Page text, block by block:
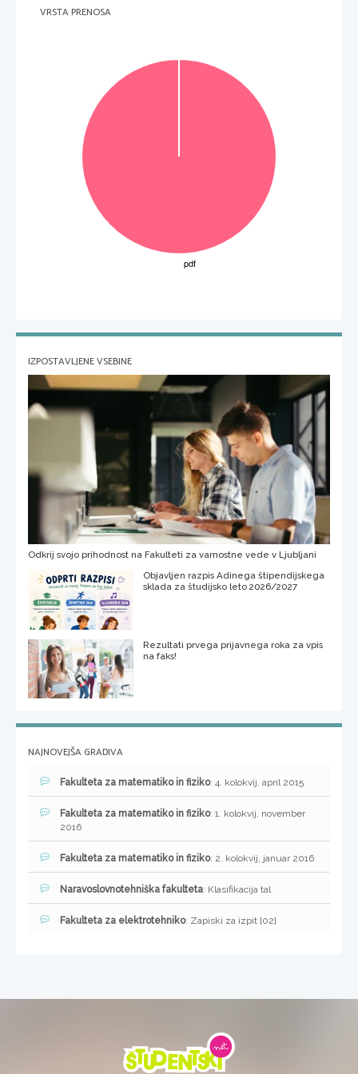
VRSTA PRENOSA
IZPOSTAVLJENE VSEBINE
Odkrij svojo prihodnost na Fakulteti za varnostne vede v Ljubljani
Objavljen razpis Adinega štipendijskega
sklada za študijsko leto 2026/2027
Rezultati prvega prijavnega roka za vpis
na faks!
NAJNOVEJŠA GRADIVA
Fakulteta za matematiko in fiziko: 4. kolokvij, april 2015
Fakulteta za matematiko in fiziko: 1. kolokvij, november
2016
Fakulteta za matematiko in fiziko: 2. kolokvij, januar 2016
Naravoslovnotehniška fakulteta: Klasifikacija tal
Fakulteta za elektrotehniko: Zapiski za izpit [02]